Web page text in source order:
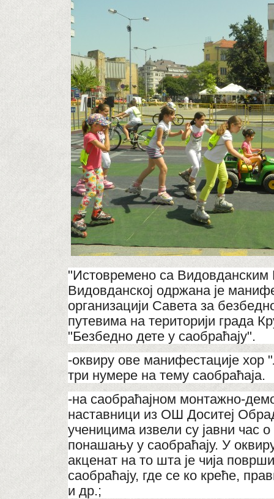
"Истовремено са
Видовданској одржана је
организацији Савета за
путевима на територији града
"Безбедно дете у саобраћају".
-оквиру ове манифестације хор
три нумере на тему саобраћаја.
-на саобраћајном монтажно-
наставници из ОШ Доситеј
ученицима извели су јавни час
понашању у саобраћају. У
акценат на то шта је чија
саобраћају, где се ко креће,
и др.;